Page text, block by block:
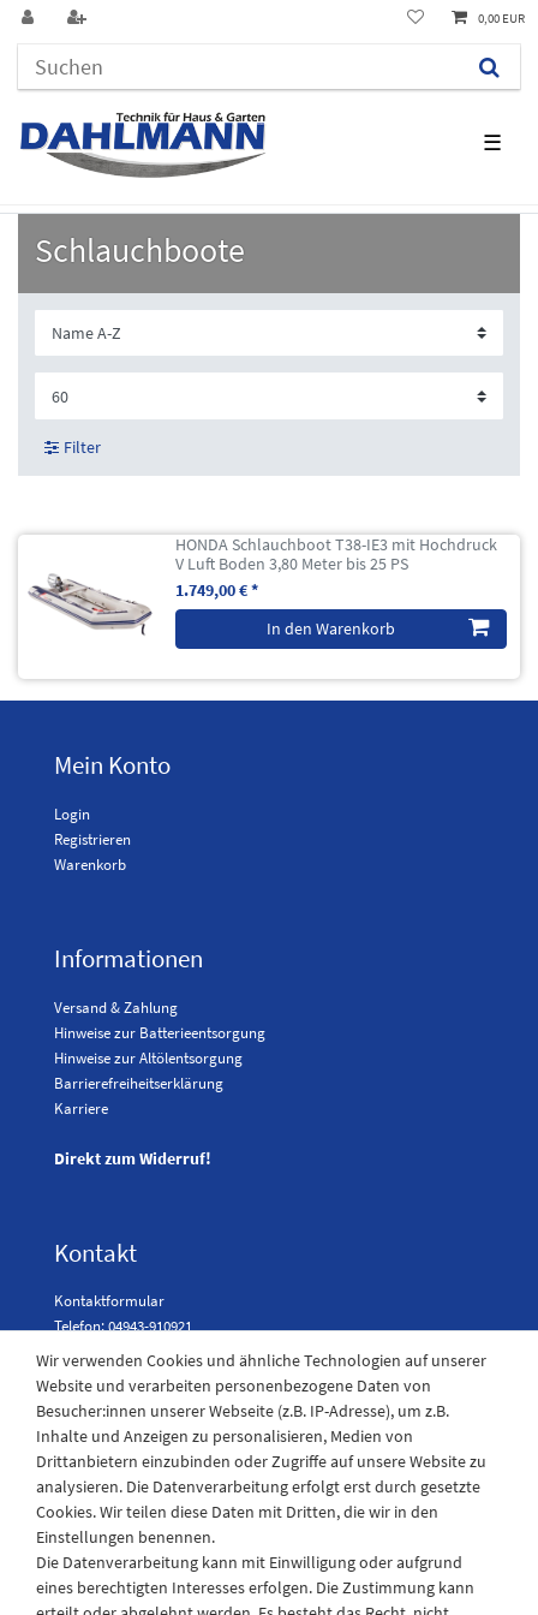
☰
0,00 EUR
Schlauchboote
Filter
HONDA Schlauchboot T38-IE3 mit Hochdruck
V Luft Boden 3,80 Meter bis 25 PS
1.749,00 € *
In den Warenkorb
Mein Konto
Login
Registrieren
Warenkorb
Informationen
Versand & Zahlung
Hinweise zur Batterieentsorgung
Hinweise zur Altölentsorgung
Barrierefreiheitserklärung
Karriere
Direkt zum Widerruf!
Kontakt
Kontaktformular
Telefon: 04943-910921
Laden Öffnungszeiten
Montag - Freitag
08:30 - 12:30 und 13.00 - 17.30 Uhr
Samstags
08:30 bis 12:30 Uhr
Wir verwenden Cookies und ähnliche Technologien auf unserer
Website und verarbeiten personenbezogene Daten von
Besucher:innen unserer Webseite (z.B. IP-Adresse), um z.B.
Inhalte und Anzeigen zu personalisieren, Medien von
Drittanbietern einzubinden oder Zugriffe auf unsere Website zu
analysieren. Die Datenverarbeitung erfolgt erst durch gesetzte
Cookies. Wir teilen diese Daten mit Dritten, die wir in den
Einstellungen benennen.
Die Datenverarbeitung kann mit Einwilligung oder aufgrund
eines berechtigten Interesses erfolgen. Die Zustimmung kann